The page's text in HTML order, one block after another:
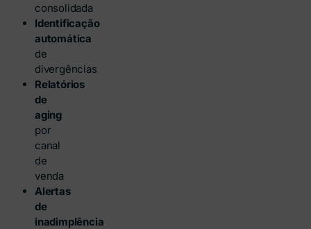
consolidada
Identificação
automática
de
divergências
Relatórios
de
aging
por
canal
de
venda
Alertas
de
inadimplência